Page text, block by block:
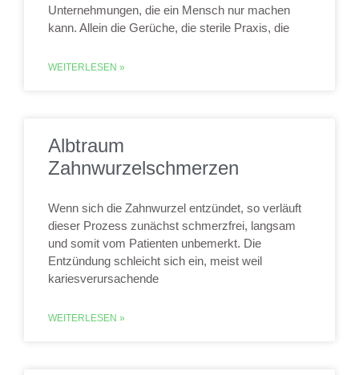
Unternehmungen, die ein Mensch nur machen
kann. Allein die Gerüche, die sterile Praxis, die
WEITERLESEN »
Albtraum
Zahnwurzelschmerzen
Wenn sich die Zahnwurzel entzündet, so verläuft
dieser Prozess zunächst schmerzfrei, langsam
und somit vom Patienten unbemerkt. Die
Entzündung schleicht sich ein, meist weil
kariesverursachende
WEITERLESEN »